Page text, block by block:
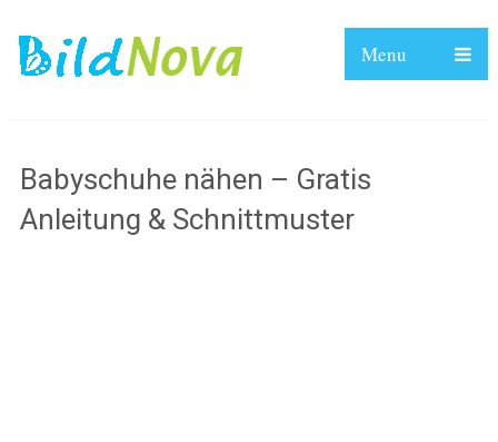
Menu
Babyschuhe nähen – Gratis
Anleitung & Schnittmuster